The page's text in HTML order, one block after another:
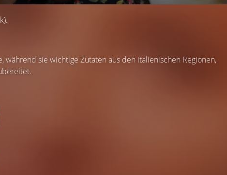
sie wichtige Zutaten aus den italienischen Regionen,